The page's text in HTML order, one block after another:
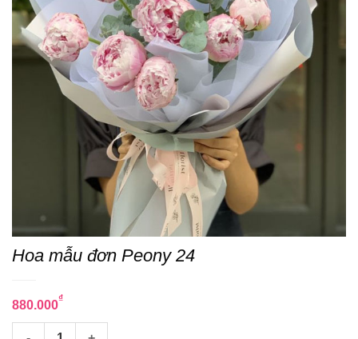
Hoa mẫu đơn Peony 24
880.000₫
Hoa mẫu đơn Peony 24 số lượng